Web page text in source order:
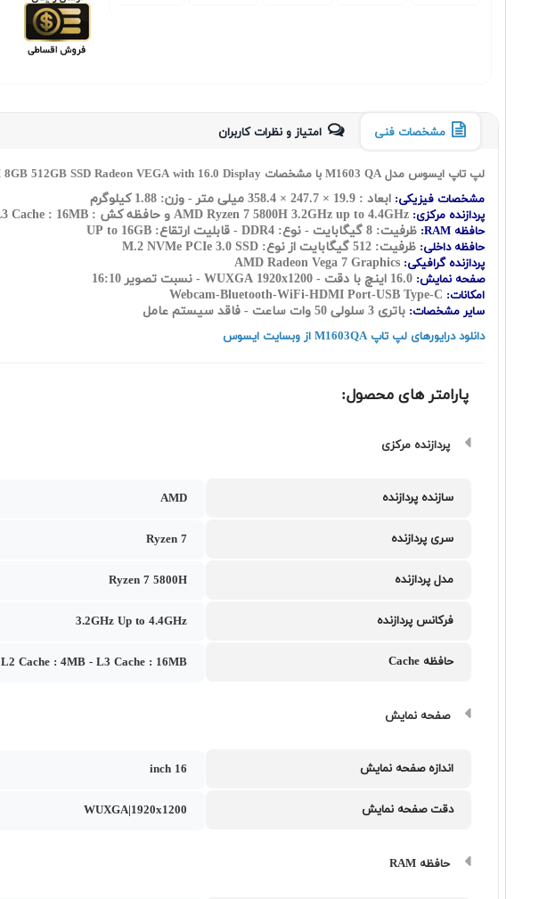
مشخصات فنی امتیاز و نظرات کاربران
لپ تاپ ایسوس مدل M1603 QA با مشخصات Asus Vivobook 16X M1603QA Ryzen 7 5800H 8GB 512GB SSD Radeon VEGA with 16.0 Display
مشخصات فیزیکی: ابعاد : 19.9 × 247.7 × 358.4 میلی متر - وزن: 1.88 کیلوگرم
پردازنده مرکزی: AMD Ryzen 7 5800H 3.2GHz up to 4.4GHz و حافظه کش : L2 Cache : 4MB - L3 Cache : 16MB - تعداد هسته: ( هشت هسته ) به اضافه شانزده رشته
حافظه RAM: ظرفیت: 8 گیگابایت - نوع: DDR4 - قابلیت ارتقاع: UP to 16GB
حافظه داخلی: ظرفیت: 512 گیگابایت از نوع: M.2 NVMe PCIe 3.0 SSD
پردازنده گرافیکی:
صفحه نمایش:
امکانات:
سایر مشخصات: باتری 3 سلولی 50 وات ساعت - فاقد سیستم عامل
دانلود درایورهای لپ تاپ M1603QA از وبسایت ایسوس
پارامتر های محصول:
پردازنده مرکزی
سازنده پردازنده AMD
سری پردازنده Ryzen 7
مدل پردازنده Ryzen 7 5800H
فرکانس پردازنده 3.2GHz Up to 4.4GHz
حافظه Cache L2 Cache : 4MB - L3 Cache : 16MB
صفحه نمایش
اندازه صفحه نمایش 16 inch
دقت صفحه نمایش WUXGA|1920x1200
حافظه RAM